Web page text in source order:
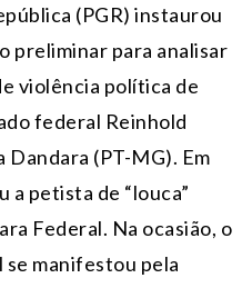
(PGR) instaurou
preliminar para analisar
violência política de
federal Reinhold
Dandara (PT-MG). Em
a petista de “louca”
Federal. Na ocasião, o
manifestou pela